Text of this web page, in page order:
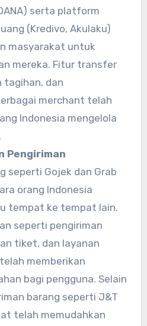
serta platform
(Kredivo, Akulaku)
masyarakat untuk
mereka. Fitur transfer
tagihan, dan
merchant telah
Indonesia mengelola
Pengiriman
seperti Gojek dan Grab
orang Indonesia
tempat ke tempat lain.
seperti pengiriman
tiket, dan layanan
memberikan
bagi pengguna. Selain
barang seperti J&T
telah memudahkan